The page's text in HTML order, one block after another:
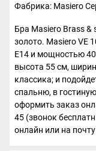
Фабрика: Masiero
Бра Masiero Brass &
золото. Masiero VE
E14 и мощностью
высота 55 см,
классика; и
спальню, в
оформить заказ
45 (звонок
онлайн или на